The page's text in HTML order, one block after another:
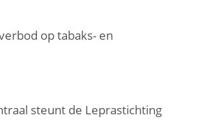
op tabaks- en
steunt de Leprastichting